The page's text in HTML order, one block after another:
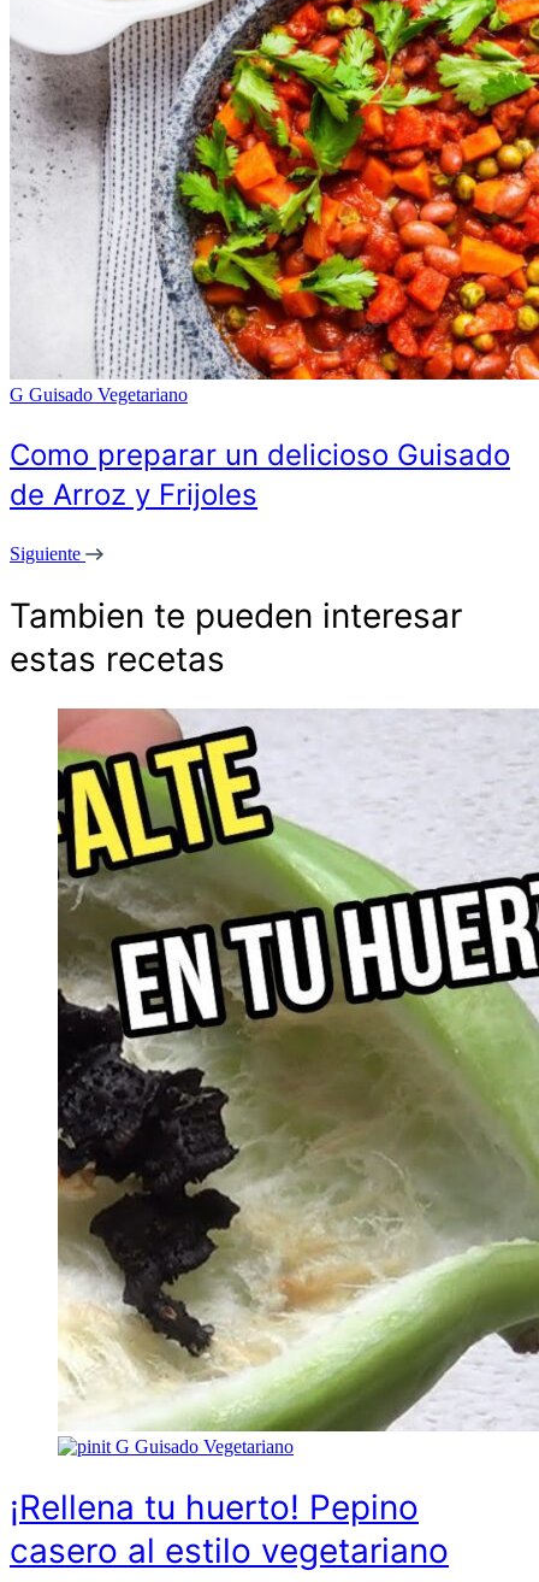
G Guisado Vegetariano
Como preparar un delicioso Guisado
de Arroz y Frijoles
Siguiente
Tambien te pueden interesar
estas recetas
G Guisado Vegetariano
¡Rellena tu huerto! Pepino
casero al estilo vegetariano